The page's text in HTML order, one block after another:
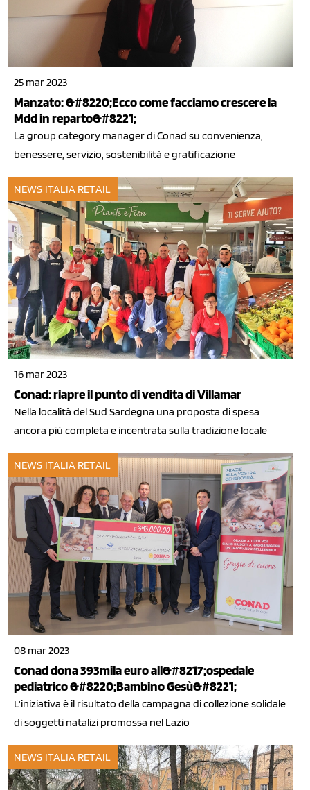
25 mar 2023
Manzato: &#8220;Ecco come facciamo crescere la
Mdd in reparto&#8221;
La group category manager di Conad su convenienza,
benessere, servizio, sostenibilità e gratificazione
NEWS ITALIA RETAIL
16 mar 2023
Conad: riapre il punto di vendita di Villamar
Nella località del Sud Sardegna una proposta di spesa
ancora più completa e incentrata sulla tradizione locale
NEWS ITALIA RETAIL
08 mar 2023
Conad dona 393mila euro all&#8217;ospedale
pediatrico &#8220;Bambino Gesù&#8221;
L'iniziativa è il risultato della campagna di collezione solidale
di soggetti natalizi promossa nel Lazio
NEWS ITALIA RETAIL